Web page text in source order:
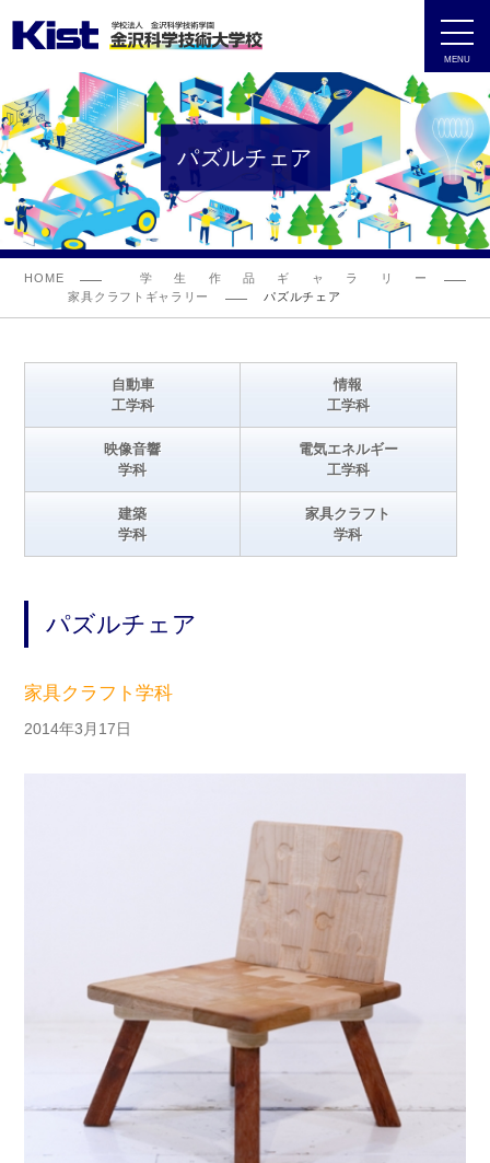
MENU
パズルチェア
HOME
学生作品ギャラリー
家具クラフトギャラリー
パズルチェア
自動車
工学科
情報
工学科
映像音響
学科
電気エネルギー
工学科
建築
学科
家具クラフト
学科
パズルチェア
家具クラフト学科
2014年3月17日